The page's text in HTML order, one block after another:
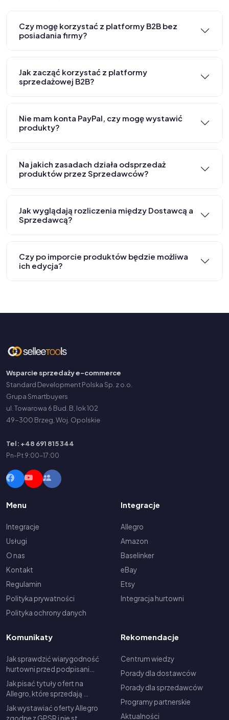
Czy mogę korzystać z platformy B2B bez
posiadania firmy?
Jak zacząć korzystać z platformy
sprzedażowej B2B?
Nie mam konta PayPal, czy mogę wystawić
produkty?
Na jakich zasadach działa odsprzedaż
produktów przez Sprzedawców?
Jak wyglądają rozliczenia między Dostawcą a
Sprzedawcą?
Czy po imporcie produktów będzie możliwa
ich edycja?
Wsparcie sprzedaży e-commerce
Standard Development Polska Sp. z o.o.
Grupa Smartbuyers
ul. Towarowa 6 Bud. B, lok 102
49-300 Brzeg, Woj. Opolskie
Tel: +48 691 815 344
Pn-Pt 9:00-17:00
Menu
Integracje
Usługi
O nas
Kontakt
Regulamin
Polityka prywatności
Polityka ochrony danych
Integracje
Allegro
Amazon
Baselinker
eBay
Etsy
Integracja hurtowni
Komunikaty
Jak sprawdzić wiarygodność
hurtowni przed podpisani…
Jak pisać tytuły ofert na
Allegro, które sprzedają …
Jak wystawiać oferty Allegro
zgodne z GPSR i nie st…
Rekomendacje
Centrum wiedzy
Porady dla dostawców
Porady dla sprzedawców
Programy partnerskie
Aktualności